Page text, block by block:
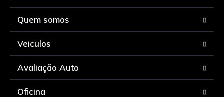
Quem somos
Veiculos
Avaliação Auto
Oficina